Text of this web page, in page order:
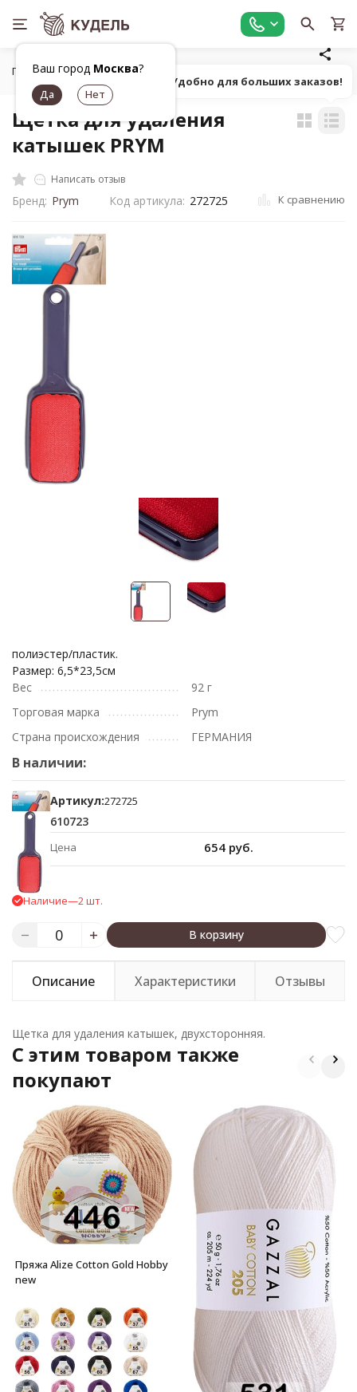
Ваш город Москва?
Главная Средства для ухода
Щетка для удаления
катышек PRYM
Написать отзыв
Бренд: Prym Код артикула: 272725 К сравнению
полиэстер/пластик.
Размер: 6,5*23,5см
Вес
92 г
Торговая марка
Prym
Страна происхождения
ГЕРМАНИЯ
В наличии:
Артикул:272725
610723
Цена 654 руб.
Наличие—2 шт.
В корзину
Описание Характеристики Отзывы
Щетка для удаления катышек, двухсторонняя.
C этим товаром также
покупают
Пряжа Alize Cotton Gold Hobby
new
Попробуй! Удобно для больших заказов!